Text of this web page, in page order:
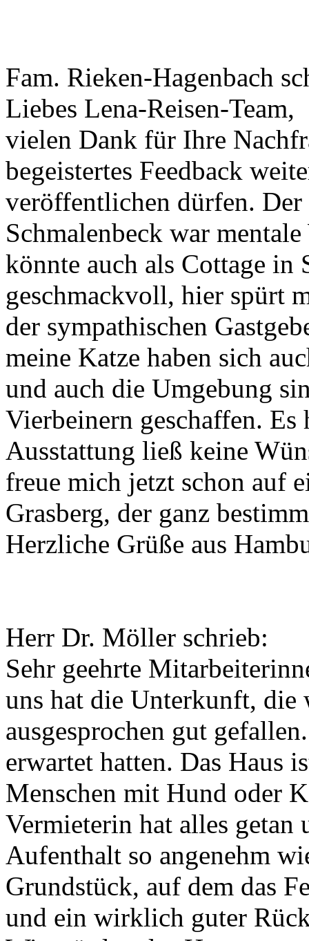
Fam. Rieken-Hagenbach
Liebes Lena-Reisen-Team,
vielen Dank für Ihre
begeistertes Feedback
veröffentlichen dürfen.
Schmalenbeck war
könnte auch als Cottage in
geschmackvoll, hier spürt
der sympathischen
meine Katze haben sich
und auch die Umgebung
Vierbeinern geschaffen.
Ausstattung ließ keine
freue mich jetzt schon auf
Grasberg, der ganz
Herzliche Grüße aus
Herr Dr. Möller schrieb:
Sehr geehrte
uns hat die Unterkunft, die
ausgesprochen gut
erwartet hatten. Das Haus
Menschen mit Hund oder
Vermieterin hat alles getan
Aufenthalt so angenehm
Grundstück, auf dem das
und ein wirklich guter